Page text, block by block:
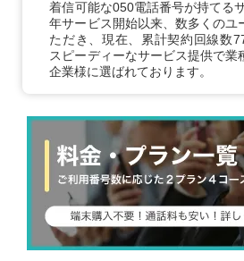
着信可能な050電話番号が持てる
年サービス開始以来、数多くのユ
ただき、現在、累計契約回線数
スピーディーなサービス提供で業
企業様に選ばれております。